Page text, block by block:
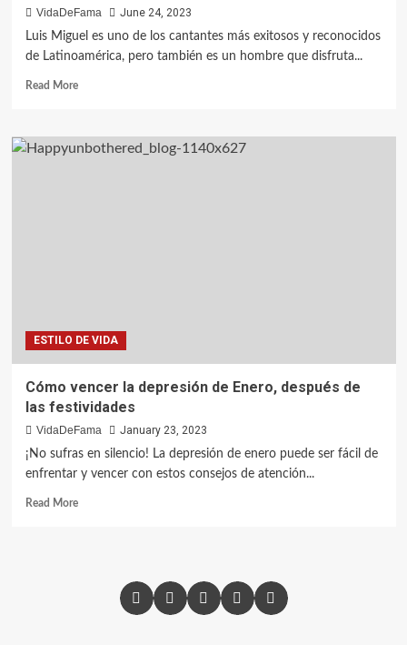
VidaDeFama
June 24, 2023
Luis Miguel es uno de los cantantes más exitosos y reconocidos
de Latinoamérica, pero también es un hombre que disfruta...
Read More
ESTILO DE VIDA
Cómo vencer la depresión de Enero, después de
las festividades
VidaDeFama
January 23, 2023
¡No sufras en silencio! La depresión de enero puede ser fácil de
enfrentar y vencer con estos consejos de atención...
Read More